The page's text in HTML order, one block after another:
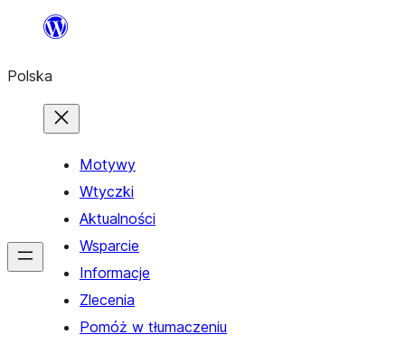
Przejdź
treści
Polska
Motywy
Wtyczki
Aktualności
Wsparcie
Informacje
Zlecenia
Pomóż w tłumaczeniu